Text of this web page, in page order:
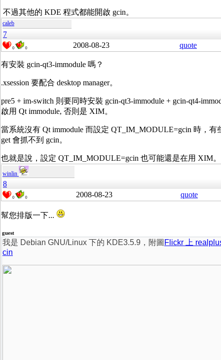
不過其他的 KDE 程式都能開啟 gcin。
caleb
7
0 0 2008-08-23 quote
有安裝 gcin-qt3-immodule 嗎？
.xsession 要配合 desktop manager。
pre5 + im-switch 則要同時安裝 gcin-qt3-immodule + gcin-qt4-
啟用 Qt immodule, 否則是 XIM。
當系統沒有 Qt immodule 而設定 QT_IM_MODULE=gcin 時，有
get 會抓不到 gcin。
也就是說，設定 QT_IM_MODULE=gcin 也可能還是在用 XIM。
winlin
8
0 0 2008-08-23 quote
幫您排版一下...
guest
我是 Debian GNU/Linux 下的 KDE3.5.9，附圖 Flickr 上
cin